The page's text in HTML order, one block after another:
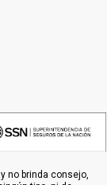
no brinda consejo,